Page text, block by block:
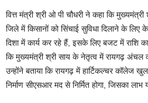
वित्त मंत्री श्री ओ पी चौधरी ने कहा कि
जिले में किसानों को सिंचाई सुविधा दिलाने के
दिशा में कार्य कर रहे हैं, इसके लिए बजट में राशि
कि मुख्यमंत्री श्री साय के नेतृत्व में रायगढ़ अंचल
उन्होंने बताया कि रायगढ़ में हार्टिकल्चर कॉलेज
निर्माण सीएसआर मद से निर्मित होगा, जिसका लाभ